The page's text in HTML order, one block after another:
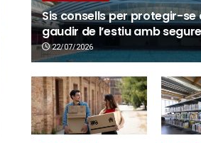
Sis consells per protegir-se
gaudir de l’estiu amb
22/07/2026